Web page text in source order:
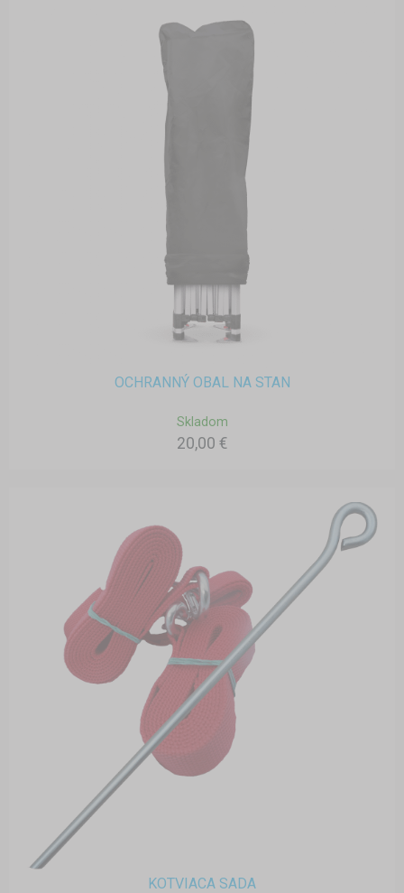
OCHRANNÝ OBAL NA STAN
Skladom
20,00 €
KOTVIACA SADA